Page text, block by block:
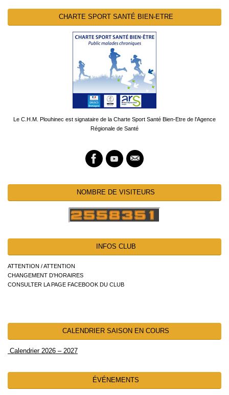
CHARTE SPORT SANTÉ BIEN-ETRE
Le C.H.M. Plouhinec est signataire de la Charte Sport Santé Bien-Etre de l'Agence
Régionale de Santé
NOMBRE DE VISITEURS
INFOS CLUB
ATTENTION / ATTENTION
CHANGEMENT D’HORAIRES
CONSULTER LA PAGE FACEBOOK DU CLUB
CALENDRIER SAISON EN COURS
Calendrier 2026 – 2027
ÉVÉNEMENTS